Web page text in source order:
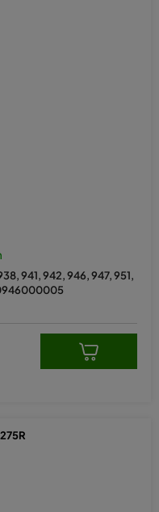
941, 942, 946, 947, 951,